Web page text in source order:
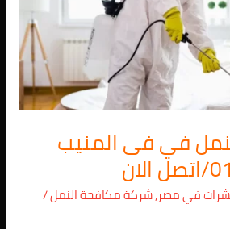
في فى المنيب
في مصر,شركة مكافحة النمل/